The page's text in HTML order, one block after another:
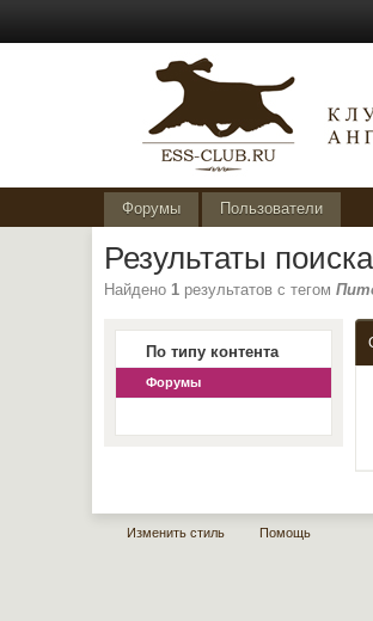
Форумы Пользователи
Результаты поиска
Найдено1 результатов с тегом
По типу контента
Форумы
Изменить стиль Помощь